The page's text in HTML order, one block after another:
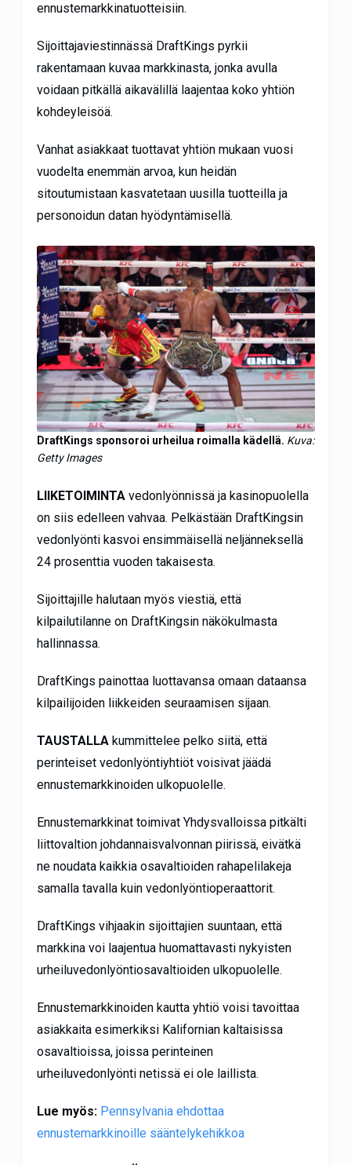
ennustemarkkinatuotteisiin.
Sijoittajaviestinnässä DraftKings pyrkii
rakentamaan kuvaa markkinasta, jonka avulla
voidaan pitkällä aikavälillä laajentaa koko yhtiön
kohdeyleisöä.
Vanhat asiakkaat tuottavat yhtiön mukaan vuosi
vuodelta enemmän arvoa, kun heidän
sitoutumistaan kasvatetaan uusilla tuotteilla ja
personoidun datan hyödyntämisellä.
DraftKings sponsoroi urheilua roimalla kädellä. Kuva:
Getty Images
LIIKETOIMINTA vedonlyönnissä ja kasinopuolella
on siis edelleen vahvaa. Pelkästään DraftKingsin
vedonlyönti kasvoi ensimmäisellä neljänneksellä
24 prosenttia vuoden takaisesta.
Sijoittajille halutaan myös viestiä, että
kilpailutilanne on DraftKingsin näkökulmasta
hallinnassa.
DraftKings painottaa luottavansa omaan dataansa
kilpailijoiden liikkeiden seuraamisen sijaan.
TAUSTALLAkummittelee pelko siitä, että
perinteiset vedonlyöntiyhtiöt voisivat jäädä
ennustemarkkinoiden ulkopuolelle.
Ennustemarkkinat toimivat Yhdysvalloissa pitkälti
liittovaltion johdannaisvalvonnan piirissä, eivätkä
ne noudata kaikkia osavaltioiden rahapelilakeja
samalla tavalla kuin vedonlyöntioperaattorit.
DraftKings vihjaakin sijoittajien suuntaan, että
markkina voi laajentua huomattavasti nykyisten
urheiluvedonlyöntiosavaltioiden ulkopuolelle.
Ennustemarkkinoiden kautta yhtiö voisi tavoittaa
asiakkaita esimerkiksi Kalifornian kaltaisissa
osavaltioissa, joissa perinteinen
urheiluvedonlyönti netissä ei ole laillista.
Lue myös: Pennsylvania ehdottaa
ennustemarkkinoille sääntelykehikkoa